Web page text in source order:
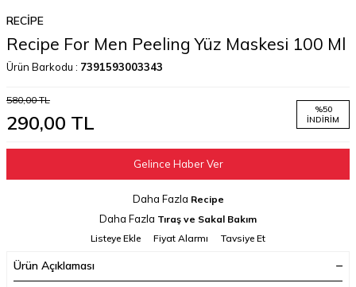
RECIPE
Recipe For Men Peeling Yüz Maskesi 100 Ml
Ürün Barkodu : 7391593003343
580,00TL
290,00 TL
%50
İNDIRIM
Gelince Haber Ver
Daha Fazla Recipe
Daha Fazla Tıraş ve Sakal Bakım
Listeye Ekle
Fiyat Alarmı Tavsiye Et
Ürün Açıklaması